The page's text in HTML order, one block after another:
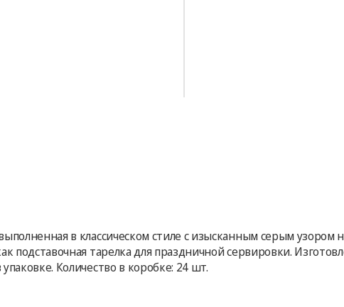
в классическом стиле с изысканным серым
подставочная тарелка для праздничной сервировки.
Количество в коробке: 24 шт.